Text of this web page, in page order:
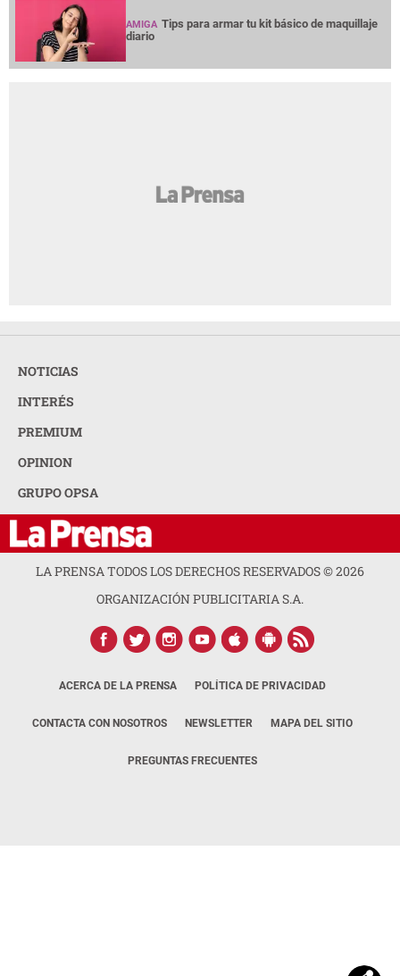
AMIGA Tips para armar tu kit básico de maquillaje
diario
NOTICIAS
INTERÉS
PREMIUM
OPINION
GRUPO OPSA
LA PRENSA TODOS LOS DERECHOS RESERVADOS ©2026
ORGANIZACIÓN PUBLICITARIA S.A.
ACERCA DE LA PRENSA POLÍTICA DE PRIVACIDAD
CONTACTA CON NOSOTROS NEWSLETTER MAPA DEL SITIO
PREGUNTAS FRECUENTES